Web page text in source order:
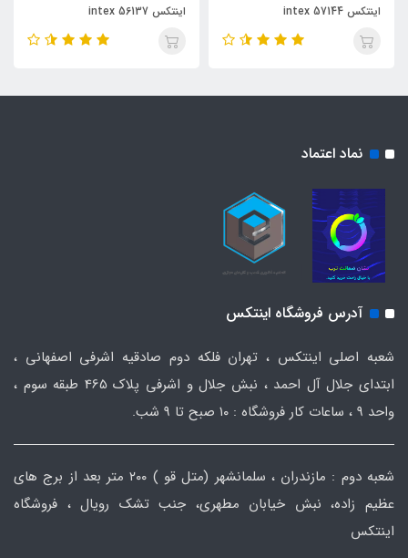
اینتکس intex 57144
اینتکس intex 56137
نماد اعتماد
آدرس فروشگاه اینتکس
شعبه اصلی اینتکس ، تهران فلکه دوم صادقیه اشرفی اصفهانی ،
ابتدای جلال آل احمد ، نبش جلال و اشرفی پلاک 465 طبقه سوم ،
واحد ۹ ، ساعات کار فروشگاه : ۱۰ صبح تا ۹ شب.
شعبه دوم : مازندران ، سلمانشهر (متل قو ) ۲۰۰ متر بعد از برج های
عظیم زاده، نبش خیابان مطهری، جنب تشک رویال ، فروشگاه
اینتکس